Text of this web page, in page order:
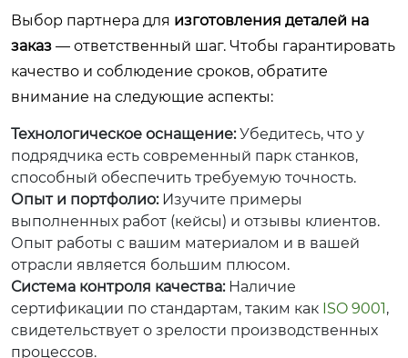
Выбор партнера для изготовления деталей на
заказ — ответственный шаг. Чтобы гарантировать
качество и соблюдение сроков, обратите
внимание на следующие аспекты:
Технологическое оснащение:Убедитесь, что у
подрядчика есть современный парк станков,
способный обеспечить требуемую точность.
Опыт и портфолио:Изучите примеры
выполненных работ (кейсы) и отзывы клиентов.
Опыт работы с вашим материалом и в вашей
отрасли является большим плюсом.
Система контроля качества:Наличие
сертификации по стандартам, таким как ISO 9001,
свидетельствует о зрелости производственных
процессов.